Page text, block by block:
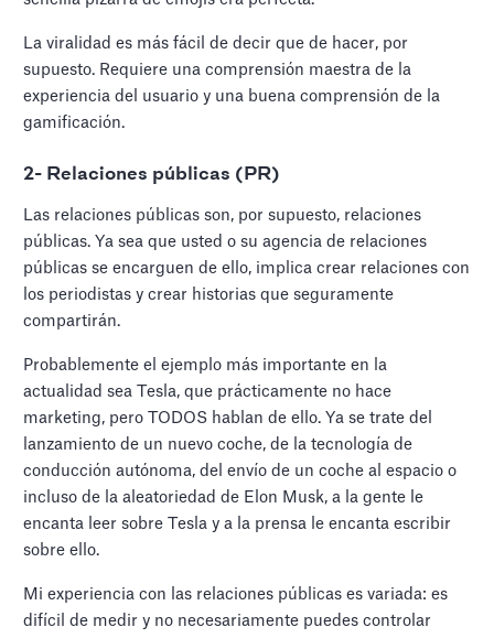
La viralidad es más fácil de decir que de hacer, por
supuesto. Requiere una comprensión maestra de la
experiencia del usuario y una buena comprensión de la
gamificación.
2- Relaciones públicas (PR)
Las relaciones públicas son, por supuesto, relaciones
públicas. Ya sea que usted o su agencia de relaciones
públicas se encarguen de ello, implica crear relaciones con
los periodistas y crear historias que seguramente
compartirán.
Probablemente el ejemplo más importante en la
actualidad sea Tesla, que prácticamente no hace
marketing, pero TODOS hablan de ello. Ya se trate del
lanzamiento de un nuevo coche, de la tecnología de
conducción autónoma, del envío de un coche al espacio o
incluso de la aleatoriedad de Elon Musk, a la gente le
encanta leer sobre Tesla y a la prensa le encanta escribir
sobre ello.
Mi experiencia con las relaciones públicas es variada: es
difícil de medir y no necesariamente puedes controlar